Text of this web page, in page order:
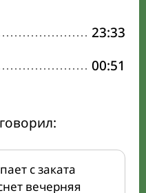
23:33
00:51
Посланник Аллаха ﷺ говорил:
с заката
вечерняя